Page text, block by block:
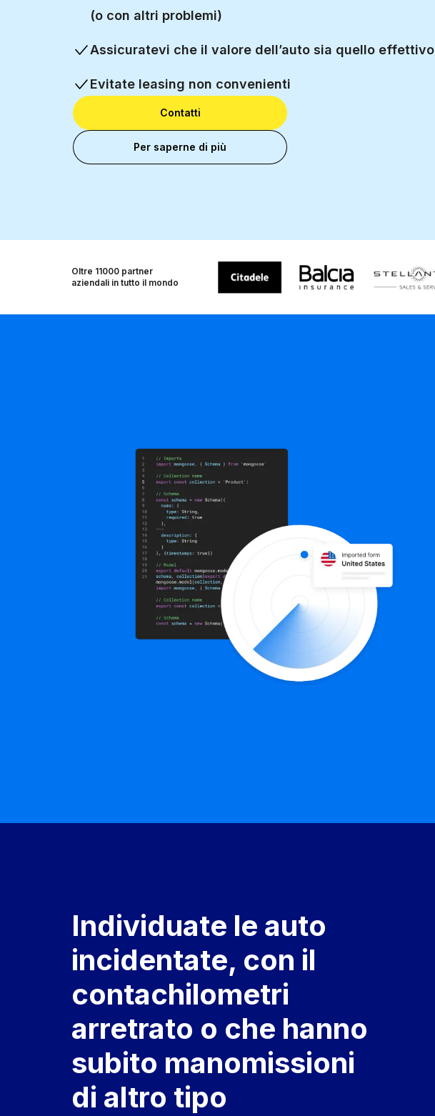
(o con altri problemi)
Assicuratevi che il valore dell’auto sia quello effettivo
Evitate leasing non convenienti
Contatti
Per saperne di più
Oltre 11000 partner
aziendali in tutto il mondo
Individuate le auto
incidentate, con il
contachilometri
arretrato o che hanno
subito manomissioni
di altro tipo